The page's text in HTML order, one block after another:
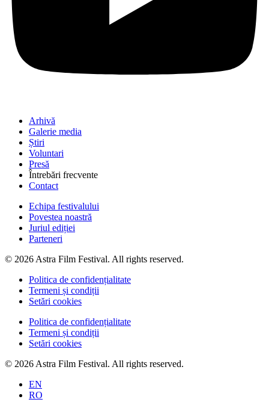
Arhivă
Galerie media
Știri
Voluntari
Presă
Întrebări frecvente
Contact
Echipa festivalului
Povestea noastră
Juriul ediției
Parteneri
© 2026 Astra Film Festival. All rights reserved.
Politica de confidențialitate
Termeni și condiții
Setări cookies
Politica de confidențialitate
Termeni și condiții
Setări cookies
© 2026 Astra Film Festival. All rights reserved.
EN
RO